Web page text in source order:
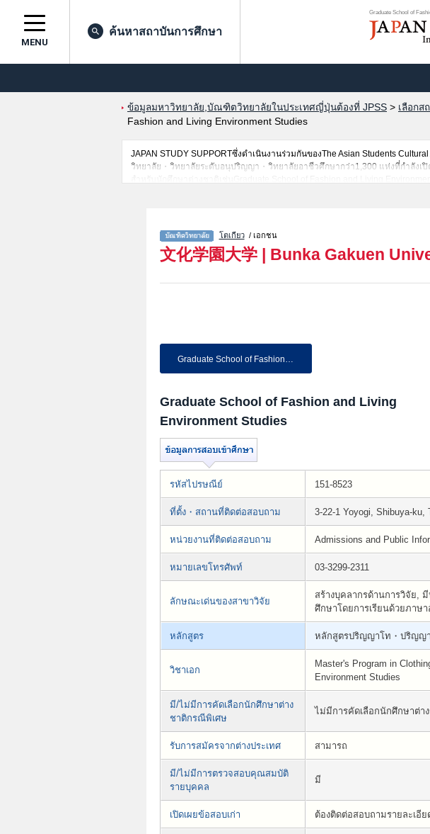
Graduate School of
MENU
ค้นหาสถาบันการศึกษา
ข้อมูลมหาวิทยาลัย,บัณฑิตวิทยาลัยในประเทศญี่ปุ่นต้องที่ JPSS > เลือกส
Fashion and Living Environment Studies
JAPAN STUDY SUPPORTซึ่งดำเนินงานร่วมกันของThe Asian Students
วิทยาลัย・วิทยาลัยระดับอนุปริญญา・วิทยาลัยอาชีวศึกษากว่า1,300 แห่งที่กำลังเ
สำหรับนักศึกษาต่างชาติเช่นGraduate School of Fashion and Living
โตเกียว/ เอกชน
文化学園大学 | Bunka Gakuen
Graduate School of Fashion an...
Graduate School of Fashion and Living
Environment Studies
รหัสไปรษณีย์ 151-8523
ที่ตั้ง・สถานที่ติดต่อสอบถาม 3-22-1 Yoyogi, Shibuya-ku,
หน่วยงานที่ติดต่อสอบถาม Admissions and Public
หมายเลขโทรศัพท์ 03-3299-2311
ลักษณะเด่นของสาขาวิจัย
สร้างบุคลากรด้านการวิจัย,
ศึกษาโดยการเรียนด้วยภาษา
หลักสูตร หลักสูตรปริญญาโท・ปริญญ
วิชาเอก
Master's Program in
Environment Studies
มี/ไม่มีการคัดเลือกนักศึกษาต่าง
ชาติกรณีพิเศษ
ไม่มีการคัดเลือกนักศึกษาต่า
รับการสมัครจากต่างประเทศ สามารถ
มี/ไม่มีการตรวจสอบคุณสมบัติ
รายบุคคล
มี
เปิดเผยข้อสอบเก่า ต้องติดต่อสอบถามรายละเอีย